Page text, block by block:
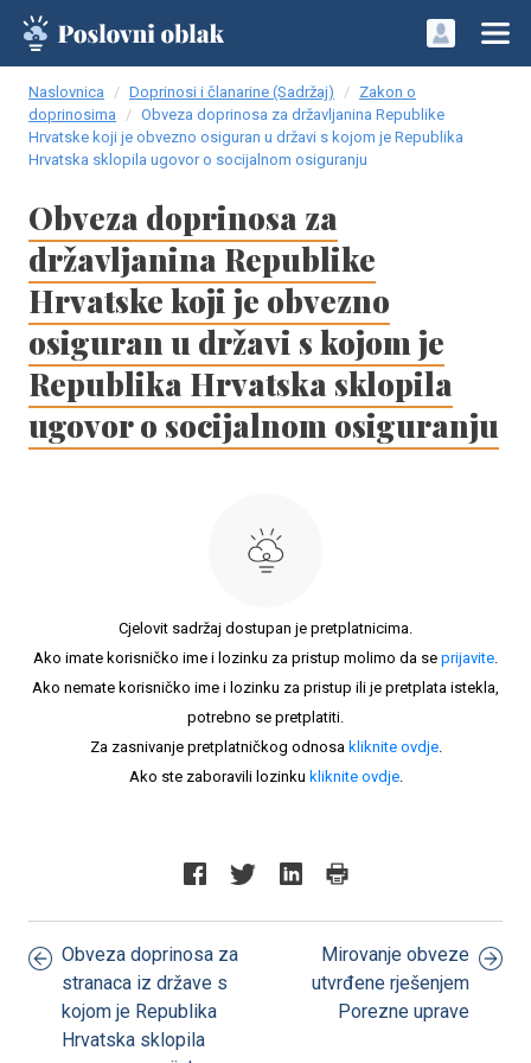
Naslovnica Doprinosi i članarine (Sadržaj)
Zakon o
doprinosima
Obveza doprinosa za državljanina Republike
Hrvatske koji je obvezno osiguran u državi s kojom je Republika
Hrvatska sklopila ugovor o socijalnom osiguranju
Obveza doprinosa za
državljanina Republike
Hrvatske koji je obvezno
osiguran u državi s kojom je
Republika Hrvatska sklopila
ugovor o socijalnom osiguranju
Cjelovit sadržaj dostupan je pretplatnicima.
Ako imate korisničko ime i lozinku za pristup molimo da se prijavite.
Ako nemate korisničko ime i lozinku za pristup ili je pretplata istekla,
potrebno se pretplatiti.
Za zasnivanje pretplatničkog odnosa kliknite ovdje.
Ako ste zaboravili lozinku kliknite ovdje.
Obveza doprinosa za
stranaca iz države s
kojom je Republika
Hrvatska sklopila
Mirovanje obveze
utvrđene rješenjem
Porezne uprave